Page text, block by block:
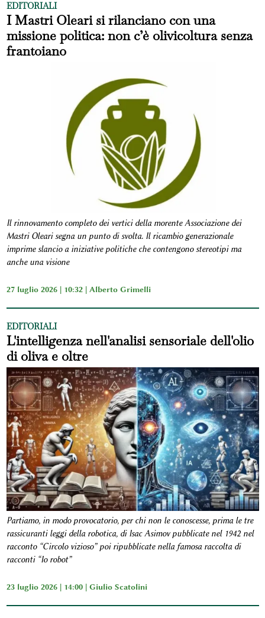
EDITORIALI
I Mastri Oleari si rilanciano con una
missione politica: non c’è olivicoltura senza
frantoiano
Il rinnovamento completo dei vertici della morente Associazione dei
Mastri Oleari segna un punto di svolta. Il ricambio generazionale
imprime slancio a iniziative politiche che contengono stereotipi ma
anche una visione
27 luglio 2026 | 10:32 | Alberto Grimelli
EDITORIALI
L'intelligenza nell'analisi sensoriale dell'olio
di oliva e oltre
Partiamo, in modo provocatorio, per chi non le conoscesse, prima le tre
rassicuranti leggi della robotica, di Isac Asimov pubblicate nel 1942 nel
racconto “Circolo vizioso” poi ripubblicate nella famosa raccolta di
racconti “Io robot”
23 luglio 2026 | 14:00 | Giulio Scatolini